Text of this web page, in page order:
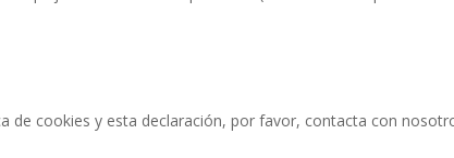
de cookies y esta declaración, por favor, contacta con